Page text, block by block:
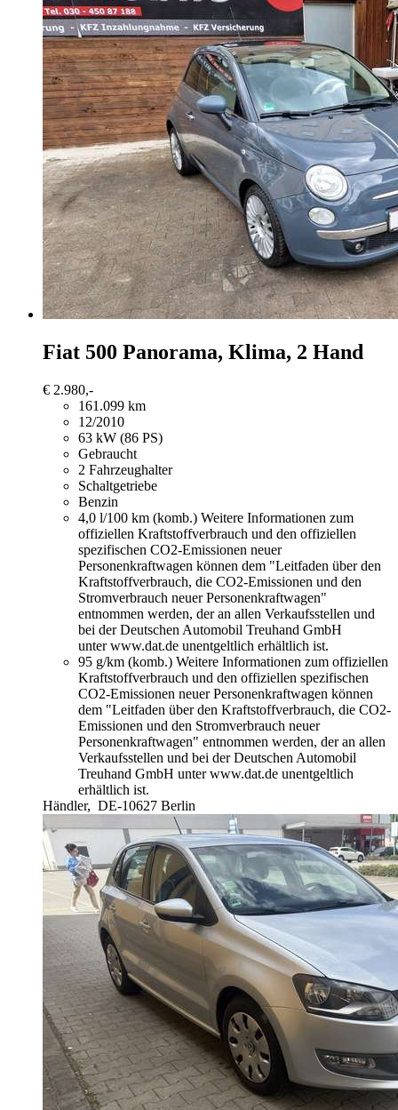
Fiat 500 Panorama, Klima, 2 Hand
€ 2.980,-
161.099 km
12/2010
63 kW (86 PS)
Gebraucht
2 Fahrzeughalter
Schaltgetriebe
Benzin
4,0 l/100 km (komb.) Weitere Informationen zum
offiziellen Kraftstoffverbrauch und den offiziellen
spezifischen CO2-Emissionen neuer
Personenkraftwagen können dem "Leitfaden über den
Kraftstoffverbrauch, die CO2-Emissionen und den
Stromverbrauch neuer Personenkraftwagen"
entnommen werden, der an allen Verkaufsstellen und
bei der Deutschen Automobil Treuhand GmbH
unter www.dat.de unentgeltlich erhältlich ist.
95 g/km (komb.) Weitere Informationen zum offiziellen
Kraftstoffverbrauch und den offiziellen spezifischen
CO2-Emissionen neuer Personenkraftwagen können
dem "Leitfaden über den Kraftstoffverbrauch, die CO2-
Emissionen und den Stromverbrauch neuer
Personenkraftwagen" entnommen werden, der an allen
Verkaufsstellen und bei der Deutschen Automobil
Treuhand GmbH unter www.dat.de unentgeltlich
erhältlich ist.
Händler, DE-10627 Berlin